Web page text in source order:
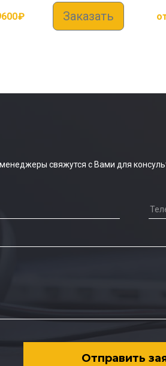
₽ Заказать
свяжутся с Вами для
Отправить